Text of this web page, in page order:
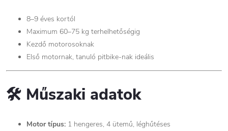
8–9 éves kortól
Maximum 60–75 kg terhelhetőségig
Kezdő motorosoknak
Első motornak, tanuló pitbike-nak ideális
🛠️ Műszaki adatok
Motor típus: 1 hengeres, 4 ütemű, léghűtéses